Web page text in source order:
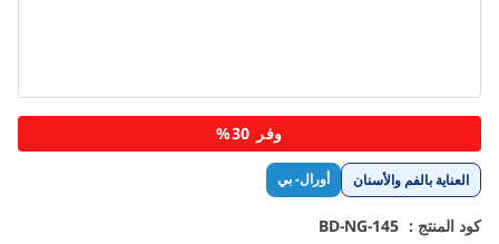
العناية بالفم والأسنان أورال- بي
كود المنتج : BD-NG-145
تخطي
إلى
بداية
معرض
الصور
وفر 30%